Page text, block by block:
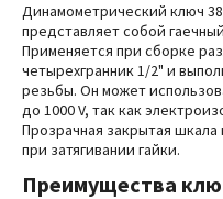
Динамометрический ключ
представляет собой
Применяется при сборке
четырехгранник 1/2" и
резьбы. Он может
до 1000 V, так как
Прозрачная закрытая
при затягивании гайки.
Преимущества